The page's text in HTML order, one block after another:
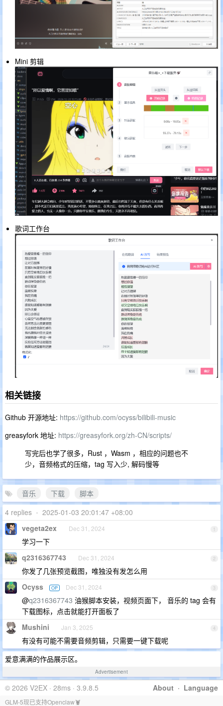
Mini 剪辑
歌词工作台
相关链接
Github 开源地址: https://github.com/ocyss/bilibili-music
greasyfork 地址: https://greasyfork.org/zh-CN/scripts/
写完后也学了很多，Rust ，Wasm ，相应的问题也不
少，音频格式的压缩，tag 写入少, 解码慢等
音乐 下载
脚本
4 replies • 2025-01-03 20:01:47 +08:00
1
vegeta2ex Dec 31, 2024
学习一下
2
q2316367743 Dec 31, 2024
你发了几张预览截图，唯独没有发怎么用
3
Ocyss OP Dec 31, 2024
@q2316367743 油猴脚本安装，视频页面下， 音乐的 tag 会有
下载图标，点击就能打开面板了
4
Mushini Jan 3, 2025
有没有可能不需要音频剪辑，只需要一键下载呢
爱意满满的作品展示区。
Advertisement
About · Language
© 2026 V2EX · 28ms · 3.9.8.5
GLM-5现已支持Openclaw🦞